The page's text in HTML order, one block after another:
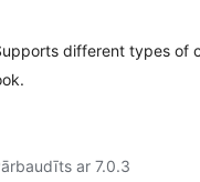
different types of
ar 7.0.3